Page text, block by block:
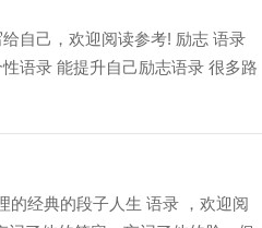
自己，欢迎阅读参考! 励志 语录
语录 能提升自己励志语录 很多路
的经典的段子人生 语录 ，欢迎阅